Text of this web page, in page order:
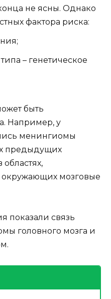
не ясны. Однако
фактора риска:
– генетическое
быть
Например, у
менингиомы
предыдущих
мозговые
показали связь
головного мозга и